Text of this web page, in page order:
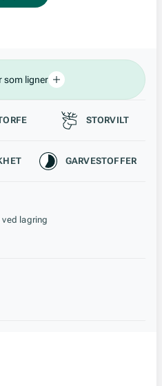
som ligner
STORVILT
GARVESTOFFER
lagring